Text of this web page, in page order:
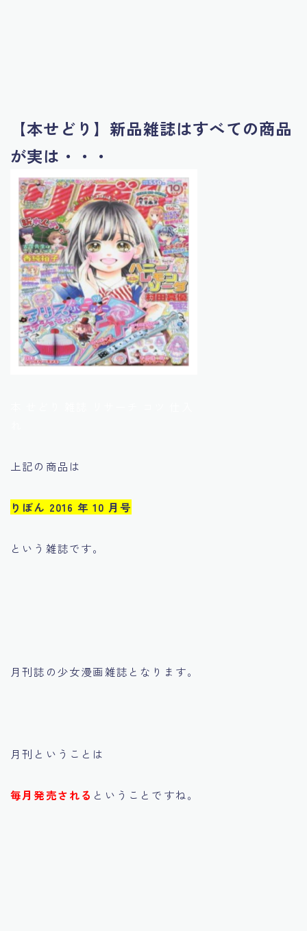
【本せどり】新品雑誌はすべての商品
が実は・・・
上記の商品は
りぼん 2016 年 10 月号
という雑誌です。
月刊誌の少女漫画雑誌となります。
月刊ということは
毎月発売される ということですね。